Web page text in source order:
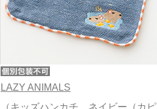
LAZY ANIMALS
（キッズハンカチ ネイビー（カピ